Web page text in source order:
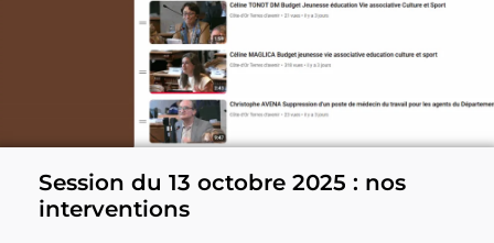
Session du 13 octobre 2025 : nos
interventions